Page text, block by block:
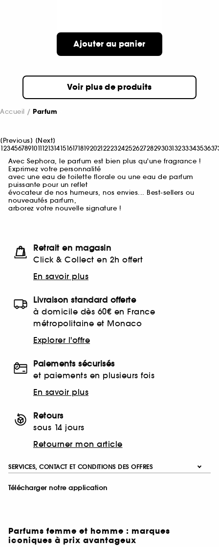
Ajouter au panier
Voir plus de produits
Accueil Parfum
[Previous] [Next]
12345678910111213141516171819202122232425262728293031323334353637
Avec Sephora, le parfum est bien plus qu'une fragrance !
Exprimez votre personnalité
avec une eau de toilette florale ou une eau de parfum
puissante pour un reflet
évocateur de nos humeurs, nos envies... Best-sellers ou
nouveautés parfum,
arborez votre nouvelle signature !
Retrait en magasin
Click & Collect en 2h offert
En savoir plus
Livraison standard offerte
à domicile dès 60€ en France
métropolitaine et Monaco
Explorer l'offre
Paiements sécurisés
et paiements en plusieurs fois
En savoir plus
Retours
sous 14 jours
Retourner mon article
SERVICES, CONTACT ET CONDITIONS DES OFFRES
Télécharger notre application
Parfums femme et homme : marques
iconiques à prix avantageux